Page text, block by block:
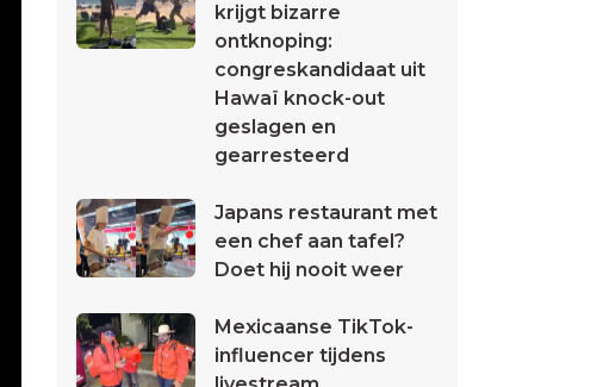
krijgt bizarre
ontknoping:
congreskandidaat uit
Hawaï knock-out
geslagen en
gearresteerd
Japans restaurant met
een chef aan tafel?
Doet hij nooit weer
Mexicaanse TikTok-
influencer tijdens